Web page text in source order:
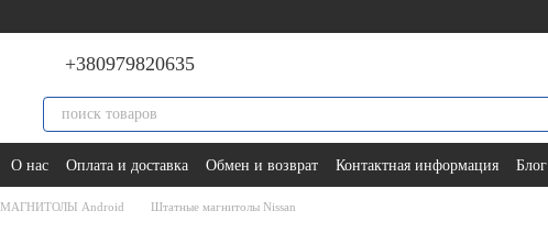
+380979820635
О нас Оплата и доставка Обмен и возврат Контактная информация Блог
МАГНИТОЛЫ Android
Штатные магнитолы Nissan